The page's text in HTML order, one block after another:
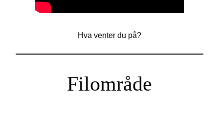
Hva venter du på?
Filområde